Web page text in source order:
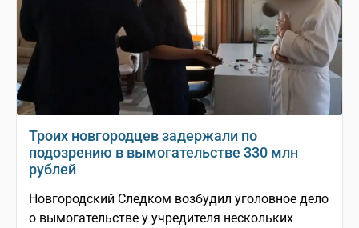
Троих новгородцев задержали по
подозрению в вымогательстве 330 млн
рублей
Новгородский Следком возбудил уголовное дело
о вымогательстве у учредителя нескольких